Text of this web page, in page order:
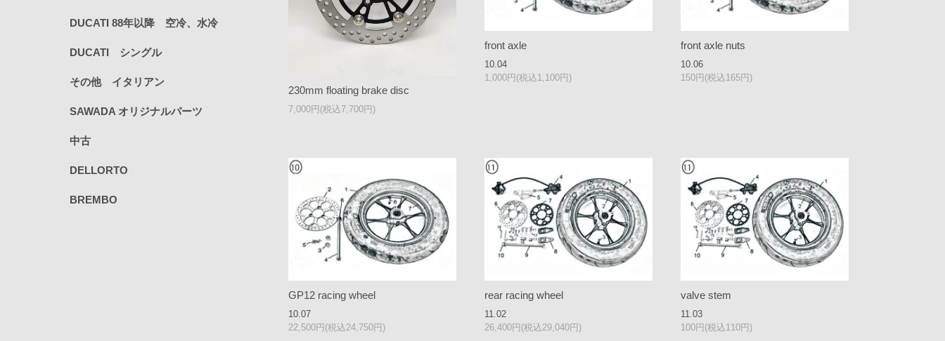
230mm floating brake disc
7,000円(税込7,700円)
front axle
10.04
1,000円(税込1,100円)
front axle nuts
10.06
150円(税込165円)
GP12 racing wheel
10.07
22,500円(税込24,750円)
rear racing wheel
11.02
26,400円(税込29,040円)
valve stem
11.03
100円(税込110円)
DUCATI 88年以降 空冷、水冷
DUCATI シングル
その他 イタリアン
SAWADA オリジナルパーツ
中古
DELLORTO
BREMBO